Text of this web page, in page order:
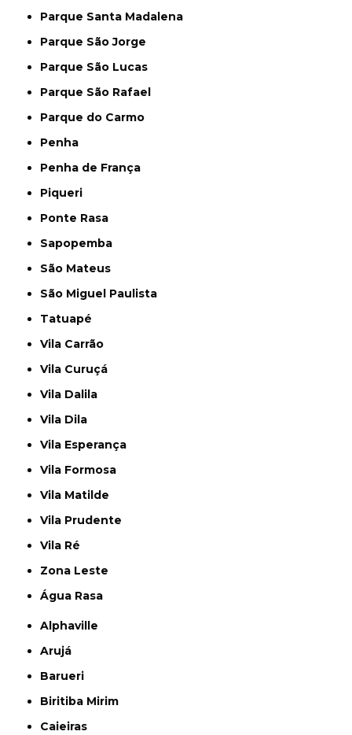
Parque Santa Madalena
Parque São Jorge
Parque São Lucas
Parque São Rafael
Parque do Carmo
Penha
Penha de França
Piqueri
Ponte Rasa
Sapopemba
São Mateus
São Miguel Paulista
Tatuapé
Vila Carrão
Vila Curuçá
Vila Dalila
Vila Dila
Vila Esperança
Vila Formosa
Vila Matilde
Vila Prudente
Vila Ré
Zona Leste
Água Rasa
Alphaville
Arujá
Barueri
Biritiba Mirim
Caieiras